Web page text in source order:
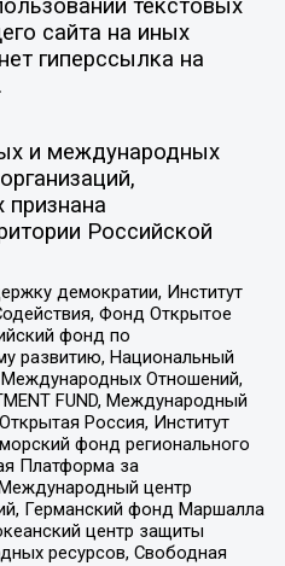
текстовых
сайта на иных
гиперссылка на
и международных
признана
Российской
демократии, Институт
Фонд Открытое
фонд по
развитию, Национальный
Отношений,
FUND, Международный
Россия, Институт
фонд регионального
Платформа за
центр
Германский фонд Маршалла
центр защиты
ресурсов, Свободная